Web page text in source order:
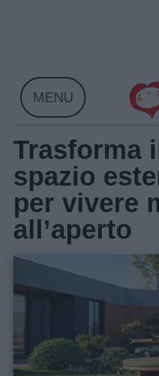
Home
Menu
MENU
Trasforma
spazio
per vivere
all’aperto